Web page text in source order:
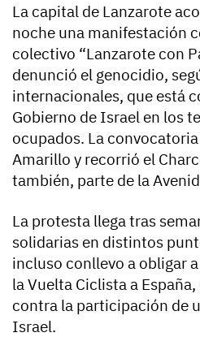
La capital de Lanzarote
noche una manifestación
colectivo “Lanzarote con
denunció el genocidio,
internacionales, que está
Gobierno de Israel en los
ocupados. La
Amarillo y recorrió el
también, parte de la
La protesta llega tras
solidarias en distintos
incluso conllevo a obligar
la Vuelta Ciclista a
contra la participación de
Israel.